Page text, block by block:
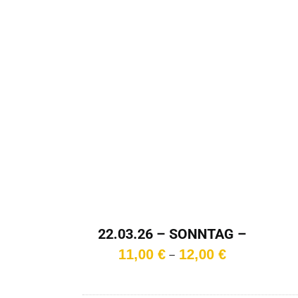
22.03.26 – SONNTAG –
11:00 Uhr
11,00 € – 12,00 €Preisspanne: